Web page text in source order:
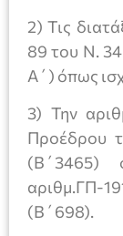
2) Τις
89 του Ν.
Α΄) όπως
3) Την
Προέδρου
(Β΄3465)
αριθμ.ΓΠ-
(Β΄698).